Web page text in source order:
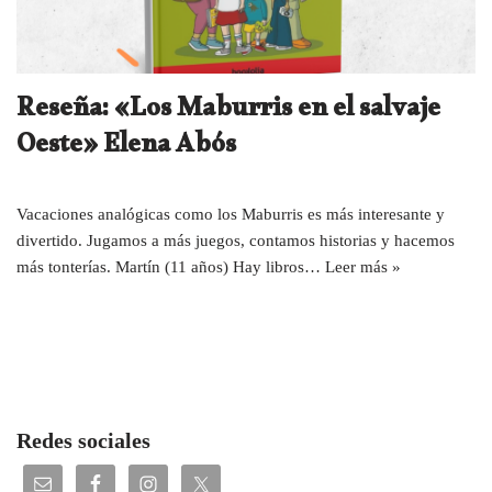
Reseña: «Los Maburris en el salvaje
Oeste» Elena Abós
Vacaciones analógicas como los Maburris es más interesante y
divertido. Jugamos a más juegos, contamos historias y hacemos
más tonterías. Martín (11 años) Hay libros… Leer más »
Redes sociales